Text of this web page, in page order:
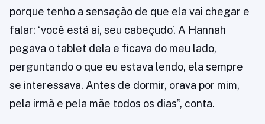
porque tenho a sensação de que ela vai chegar e
falar: ‘você está aí, seu cabeçudo’. A Hannah
pegava o tablet dela e ficava do meu lado,
perguntando o que eu estava lendo, ela sempre
se interessava. Antes de dormir, orava por mim,
pela irmã e pela mãe todos os dias”, conta.